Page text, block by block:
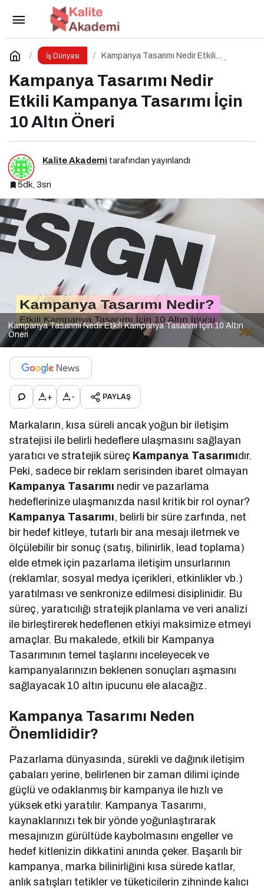
İş Dünyası
Kampanya Tasarımı Nedir Etkili
Kampanya Tasarımı Nedir
Etkili Kampanya Tasarımı İçin
10 Altın Öneri
Kalite Akademi tarafından yayınlandı
5dk, 3sn
Kampanya Tasarımı Nedir Etkili Kampanya Tasarımı İçin 10 Altın
Öneri
+ - PAYLAŞ
Markaların, kısa süreli ancak yoğun bir iletişim
stratejisi ile belirli hedeflere ulaşmasını sağlayan
yaratıcı ve stratejik süreç Kampanya Tasarımıdır.
Peki, sadece bir reklam serisinden ibaret olmayan
Kampanya Tasarımı nedir ve pazarlama
hedeflerinize ulaşmanızda nasıl kritik bir rol oynar?
Kampanya Tasarımı, belirli bir süre zarfında, net
bir hedef kitleye, tutarlı bir ana mesajı iletmek ve
ölçülebilir bir sonuç (satış, bilinirlik, lead toplama)
elde etmek için pazarlama iletişim unsurlarının
(reklamlar, sosyal medya içerikleri, etkinlikler vb.)
yaratılması ve senkronize edilmesi disiplinidir. Bu
süreç, yaratıcılığı stratejik planlama ve veri analizi
ile birleştirerek hedeflenen etkiyi maksimize etmeyi
amaçlar. Bu makalede, etkili bir Kampanya
Tasarımının temel taşlarını inceleyecek ve
kampanyalarınızın beklenen sonuçları aşmasını
sağlayacak 10 altın ipucunu ele alacağız.
Kampanya Tasarımı Neden
Önemlididir?
Pazarlama dünyasında, sürekli ve dağınık iletişim
çabaları yerine, belirlenen bir zaman dilimi içinde
güçlü ve odaklanmış bir kampanya ile hızlı ve
yüksek etki yaratılır. Kampanya Tasarımı,
kaynaklarınızı tek bir yönde yoğunlaştırarak
mesajınızın gürültüde kaybolmasını engeller ve
hedef kitlenizin dikkatini anında çeker. Başarılı bir
kampanya, marka bilinirliğini kısa sürede katlar,
anlık satışları tetikler ve tüketicilerin zihninde kalıcı
Marka Konumlandırma Nedir Etkili Marka
Konumlandırma İçin 10 Altın İpucu
Yorum Yap